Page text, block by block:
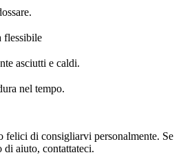
flessibile
asciutti e caldi.
nel tempo.
felici di consigliarvi personalmente. Se
di aiuto, contattateci.